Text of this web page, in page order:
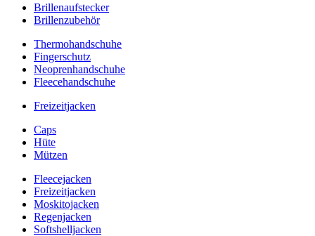
Brillenaufstecker
Brillenzubehör
Thermohandschuhe
Fingerschutz
Neoprenhandschuhe
Fleecehandschuhe
Freizeitjacken
Caps
Hüte
Mützen
Fleecejacken
Freizeitjacken
Moskitojacken
Regenjacken
Softshelljacken